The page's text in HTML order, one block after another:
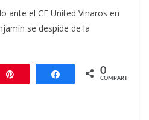
ante el CF United Vinaros en
se despide de la
Compartir
0
COMPARTIR